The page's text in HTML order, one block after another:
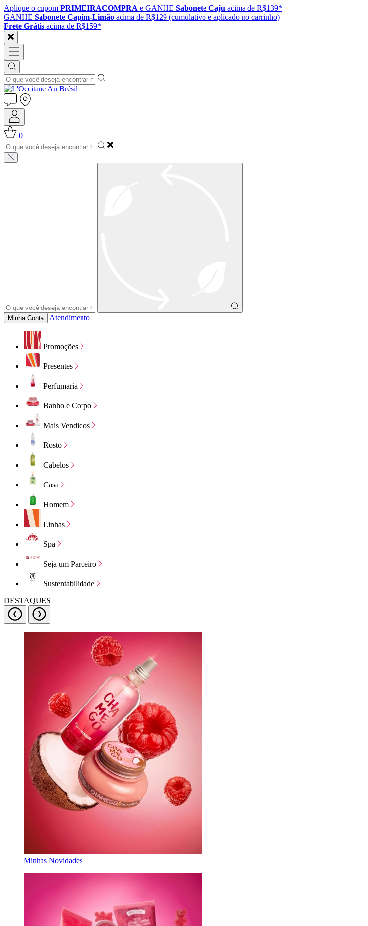
Aplique o cupom PRIMEIRACOMPRA e GANHE Sabonete Caju acima de R$139*
GANHE Sabonete Capim-Limão acima de R$129 (cumulativo e aplicado no carrinho)
Frete Grátis acima de R$159*
0
Minha Conta Atendimento
Promoções
Presentes
Perfumaria
Banho e Corpo
Mais Vendidos
Rosto
Cabelos
Casa
Homem
Linhas
Spa
Seja um Parceiro
Sustentabilidade
DESTAQUES
Minhas Novidades